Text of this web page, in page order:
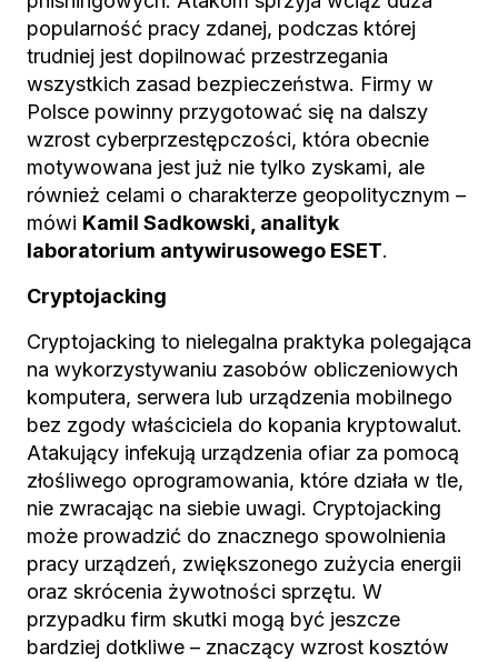
popularność pracy zdanej, podczas której
trudniej jest dopilnować przestrzegania
wszystkich zasad bezpieczeństwa. Firmy w
Polsce powinny przygotować się na dalszy
wzrost cyberprzestępczości, która obecnie
motywowana jest już nie tylko zyskami, ale
również celami o charakterze geopolitycznym –
mówi Kamil Sadkowski, analityk
laboratorium antywirusowego ESET.
Cryptojacking
Cryptojacking to nielegalna praktyka polegająca
na wykorzystywaniu zasobów obliczeniowych
komputera, serwera lub urządzenia mobilnego
bez zgody właściciela do kopania kryptowalut.
Atakujący infekują urządzenia ofiar za pomocą
złośliwego oprogramowania, które działa w tle,
nie zwracając na siebie uwagi. Cryptojacking
może prowadzić do znacznego spowolnienia
pracy urządzeń, zwiększonego zużycia energii
oraz skrócenia żywotności sprzętu. W
przypadku firm skutki mogą być jeszcze
bardziej dotkliwe – znaczący wzrost kosztów